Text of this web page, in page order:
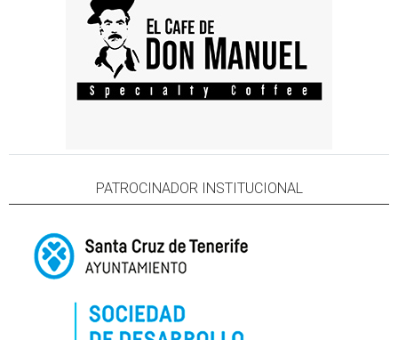
PATROCINADOR INSTITUCIONAL